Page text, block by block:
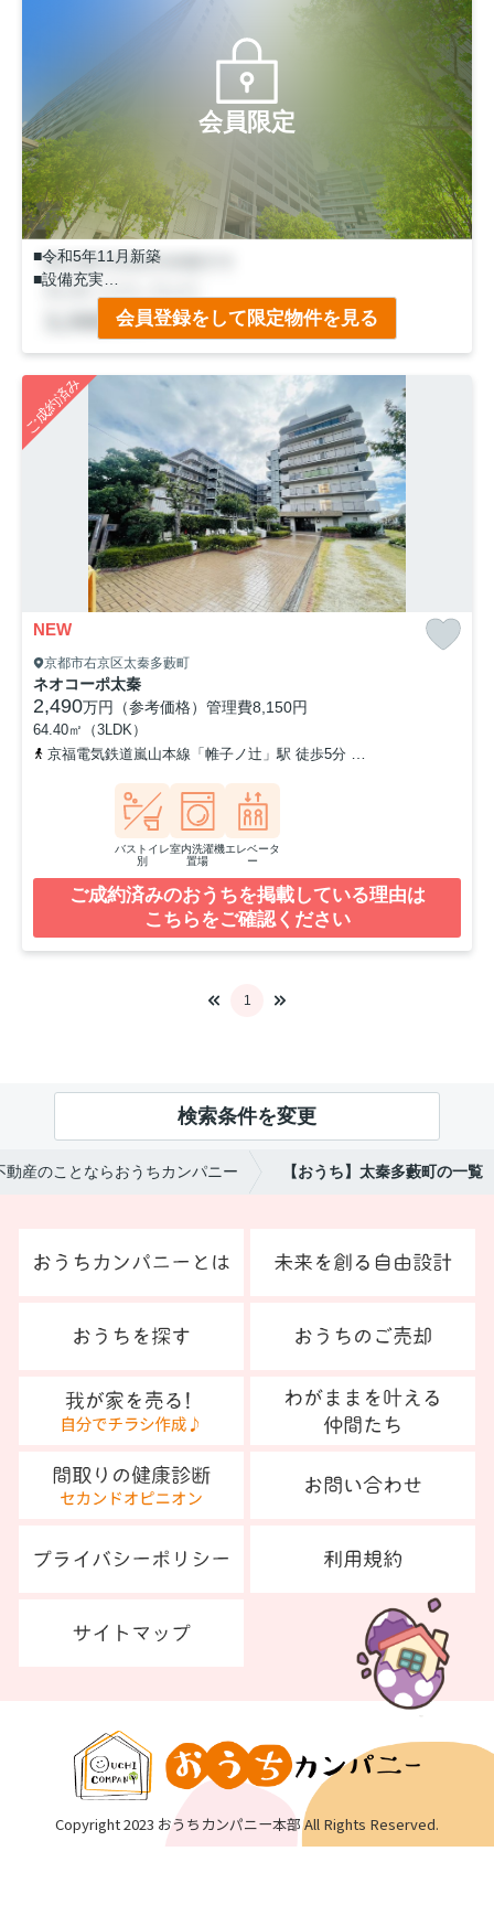
会員限定
■令和5年11月新築
■設備充実
(食器洗乾燥機・ミストサウナ・浴室乾燥等）
■全居室6帖以上
■ロフトあり ■トイレ2ヶ所
会員登録をして限定物件を見る
ご成約済み
NEW
京都市右京区太秦多藪町
ネオコーポ太秦
2,490万円（参考価格） 管理費8,150円
64.40㎡（3LDK）
京福電気鉄道嵐山本線「帷子ノ辻」駅 徒歩5分
バストイレ
別
室内洗濯機
置場
エレベータ
ー
ご成約済みのおうちを掲載している理由は
こちらをご確認ください
1
検索条件を変更
動産のことならおうちカンパニー 【おうち】太秦多藪町の一覧
Copyright 2023 おうちカンパニー本部 All Rights Reserved.